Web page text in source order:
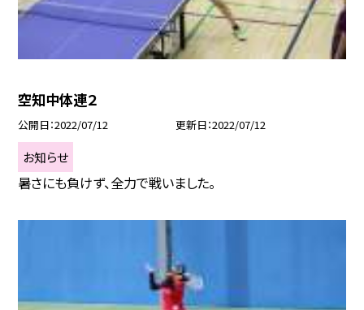
空知中体連２
公開日 2022/07/12 更新日 2022/07/12
お知らせ
暑さにも負けず、全力で戦いました。